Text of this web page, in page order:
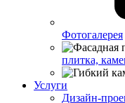
Фотогалерея
плитка,
Услуги
Дизайн-